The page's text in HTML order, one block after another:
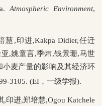
Atmospheric Environment,
慧,印进,Kakpa Didier,任迁
,姚童言,季炜,钱景珊,马世
小麦产量的影响及其经济环
3105. (EI ，一级学报).
,印进,郑培慧,Ogou Katchele